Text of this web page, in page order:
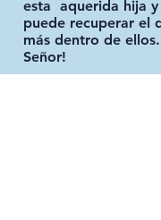
esta aquerida hija y
puede recuperar el
más dentro de
Señor!